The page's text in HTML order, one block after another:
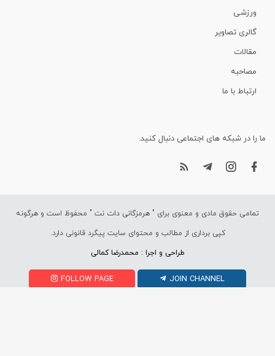
ورزشی
گالری تصاویر
مقالات
مصاحبه
ارتباط با ما
ما را در شبکه های اجتماعی دنبال کنید.
تمامی حقوق مادی و معنوی برای " هرمزگانی دات نت " محفوظ است و هرگونه
کپی برداری از مطالب و محتوای سایت پیگرد قانونی دارد.
طراحی و اجرا : محمدرضا کمالی
FOLLOW PAGE JOIN CHANNEL